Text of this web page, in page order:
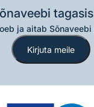
ja aitab
Kirjuta meile